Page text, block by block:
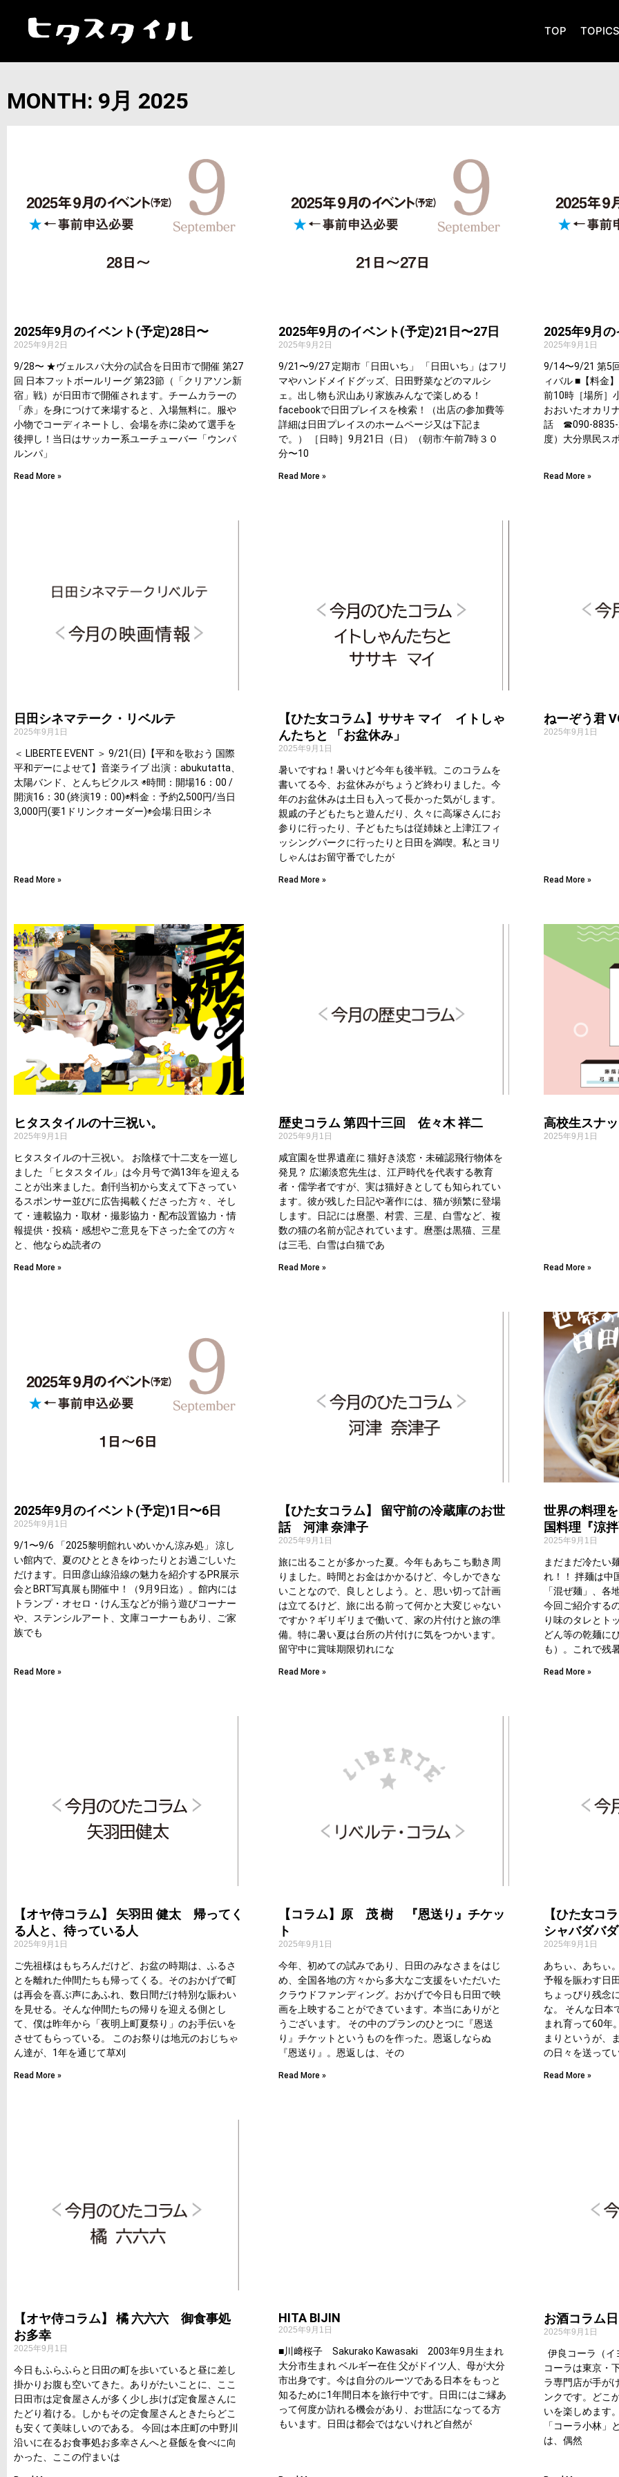
TOP TOPICS
MONTH: 9月 2025
2025年9月のイベント(予定)28日〜
2025年9月2日
9/28〜 ★ヴェルスパ大分の試合を日田市で開催 第27
回 日本フットボールリーグ 第23節（「クリアソン新
宿」戦）が日田市で開催されます。チームカラーの
「赤」を身につけて来場すると、入場無料に。服や
小物でコーディネートし、会場を赤に染めて選手を
後押し！当日はサッカー系ユーチューバー「ウンパ
ルンパ」
Read More »
2025年9月のイベント(予定)21日〜27日
2025年9月2日
9/21〜9/27 定期市「日田いち」 「日田いち」はフリ
マやハンドメイドグッズ、日田野菜などのマルシ
ェ。出し物も沢山あり家族みんなで楽しめる！
facebookで日田プレイスを検索！（出店の参加費等
詳細は日田プレイスのホームページ又は下記ま
で。） ［日時］9月21日（日）（朝市:午前7時３０
分〜10
Read More »
2025年9月
2025年9月1日
9/14〜9/21 第5
ィバル ■【料金
前10時［場所］
おおいたオカリ
話 ☎︎090-8835-
度）大分県民ス
Read More »
日田シネマテーク・リベルテ
2025年9月1日
＜ LIBERTE EVENT ＞ 9/21(日)【平和を歌おう 国際
平和デーによせて】音楽ライブ 出演：abukutatta、
太陽バンド、とんちピクルス ◉時間：開場16：00 /
開演16：30 (終演19：00)◉料金：予約2,500円/当日
3,000円(要1ドリンクオーダー)◉会場:日田シネ
Read More »
【ひた女コラム】ササキ マイ イトしゃ
んたちと 「お盆休み」
2025年9月1日
暑いですね！暑いけど今年も後半戦。このコラムを
書いてる今、お盆休みがちょうど終わりました。今
年のお盆休みは土日も入って長かった気がします。
親戚の子どもたちと遊んだり、久々に高塚さんにお
参りに行ったり、子どもたちは従姉妹と上津江フィ
ッシングパークに行ったりと日田を満喫。私とヨリ
しゃんはお留守番でしたが
Read More »
ねーぞう君
2025年9月1日
Read More »
ヒタスタイルの十三祝い。
2025年9月1日
ヒタスタイルの十三祝い。 お陰様で十二支を一巡し
ました 「ヒタスタイル」は今月号で満13年を迎える
ことが出来ました。創刊当初から支えて下さってい
るスポンサー並びに広告掲載くださった方々、そし
て・連載協力・取材・撮影協力・配布設置協力・情
報提供・投稿・感想やご意見を下さった全ての方々
と、他ならぬ読者の
Read More »
歴史コラム 第四十三回 佐々木 祥二
2025年9月1日
咸宜園を世界遺産に 猫好き淡窓・未確認飛行物体を
発見？ 広瀬淡窓先生は、江戸時代を代表する教育
者・儒学者ですが、実は猫好きとしても知られてい
ます。彼が残した日記や著作には、猫が頻繁に登場
します。日記には麿墨、村雲、三星、白雪など、複
数の猫の名前が記されています。麿墨は黒猫、三星
は三毛、白雪は白猫であ
Read More »
高校生スナ
2025年9月1日
Read More »
2025年9月のイベント(予定)1日〜6日
2025年9月1日
9/1〜9/6 「2025黎明館れいめいかん涼み処」 涼し
い館内で、夏のひとときをゆったりとお過ごしいた
だけます。日田彦山線沿線の魅力を紹介するPR展示
会とBRT写真展も開催中！（9月9日迄）。館内には
トランプ・オセロ・けん玉などが揃う遊びコーナー
や、ステンシルアート、文庫コーナーもあり、ご家
族でも
Read More »
【ひた女コラム】 留守前の冷蔵庫のお世
話 河津 奈津子
2025年9月1日
旅に出ることが多かった夏。今年もあちこち動き周
りました。時間とお金はかかるけど、今しかできな
いことなので、良しとしよう。と、思い切って計画
は立てるけど、旅に出る前って何かと大変じゃない
ですか？ギリギリまで働いて、家の片付けと旅の準
備。特に暑い夏は台所の片付けに気をつかいます。
留守中に賞味期限切れにな
Read More »
世界の料理
国料理『涼
2025年9月1日
まだまだ冷たい
れ！！ 拌麺は中
「混ぜ麺」、各
今回ご紹介する
り味のタレとト
どん等の乾麺に
も）。これで残
Read More »
【オヤ侍コラム】 矢羽田 健太 帰ってく
る人と、待っている人
2025年9月1日
ご先祖様はもちろんだけど、お盆の時期は、ふるさ
とを離れた仲間たちも帰ってくる。そのおかげで町
は再会を喜ぶ声にあふれ、数日間だけ特別な賑わい
を見せる。そんな仲間たちの帰りを迎える側とし
て、僕は昨年から「夜明上町夏祭り」のお手伝いを
させてもらっている。 このお祭りは地元のおじちゃ
ん達が、1年を通じて草刈
Read More »
【コラム】原 茂 樹 『恩送り』チケッ
ト
2025年9月1日
今年、初めての試みであり、日田のみなさまをはじ
め、全国各地の方々から多大なご支援をいただいた
クラウドファンディング。おかげで今日も日田で映
画を上映することができています。本当にありがと
うございます。 その中のプランのひとつに『恩送
り』チケットというものを作った。恩返しならぬ
『恩送り』。恩返しは、その
Read More »
【ひた女コ
シャバダバ
2025年9月1日
あちぃ、あちぃ
予報を賑わす日
ちょっぴり残念
な。 そんな日本
まれ育って60年
まりというが、
の日々を送って
Read More »
【オヤ侍コラム】 橘 六六六 御食事処
お多幸
2025年9月1日
今日もふらふらと日田の町を歩いていると昼に差し
掛かりお腹も空いてきた。ありがたいことに、ここ
日田市は定食屋さんが多く少し歩けば定食屋さんに
たどり着ける。しかもその定食屋さんときたらどこ
も安くて美味しいのである。 今回は本庄町の中野川
沿いに在るお食事処お多幸さんへと昼飯を食べに向
かった、ここの佇まいは
HITA BIJIN
2025年9月1日
■川﨑桜子 Sakurako Kawasaki 2003年9月生まれ
大分市生まれ ベルギー在住 父がドイツ人、母が大分
市出身です。今は自分のルーツである日本をもっと
知るために1年間日本を旅行中です。日田にはご縁あ
って何度か訪れる機会があり、お世話になってる方
もいます。日田は都会ではないけれど自然が
お酒コラム
2025年9月1日
伊良コーラ（イ
コーラは東京・
ラ専門店が手が
ンクです。どこ
いを楽しめます
「コーラ小林」
は、偶然